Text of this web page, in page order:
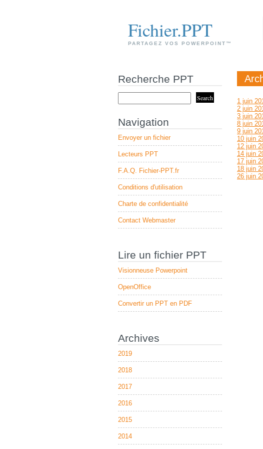
Fichier.PPT
PARTAGEZ VOS POWERPOINT™
1 juin
2 juin
3 juin
8 juin
9 juin
10 juin
12 juin
14 juin
17 juin
18 juin
26 juin
Recherche PPT
Navigation
Envoyer un fichier
Lecteurs PPT
F.A.Q. Fichier-PPT.fr
Conditions d'utilisation
Charte de confidentialité
Contact Webmaster
Lire un fichier PPT
Visionneuse Powerpoint
OpenOffice
Convertir un PPT en PDF
Archives
2019
2018
2017
2016
2015
2014